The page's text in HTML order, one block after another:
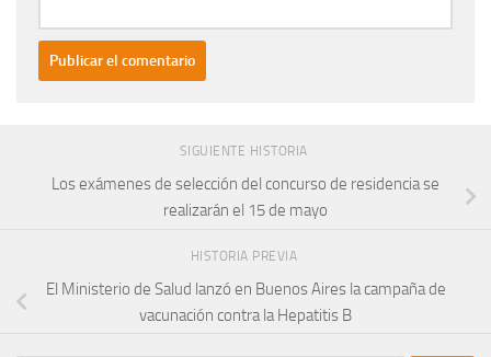
SIGUIENTE HISTORIA
Los exámenes de selección del concurso de residencia se
realizarán el 15 de mayo
HISTORIA PREVIA
El Ministerio de Salud lanzó en Buenos Aires la campaña de
vacunación contra la Hepatitis B